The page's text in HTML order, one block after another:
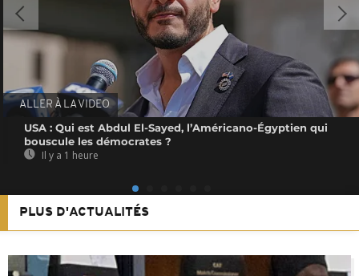
ALLER À LA VIDEO
USA : Qui est Abdul El-Sayed, l’Américano-Égyptien qui
bouscule les démocrates ?
Il y a 1 heure
PLUS D'ACTUALITÉS